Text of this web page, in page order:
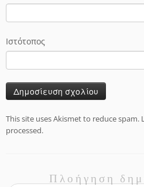
Ιστότοπος
This site uses Akismet to reduce spam.
processed.
Πλοήγηση